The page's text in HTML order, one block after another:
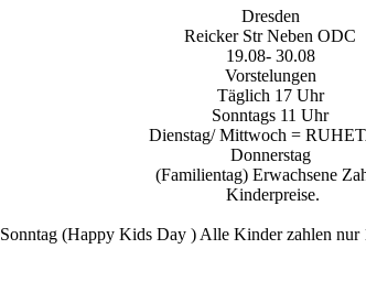
Dresden
Reicker Str Neben ODC
19.08- 30.08
Vorstelungen
Täglich 17 Uhr
Sonntags 11 Uhr
Dienstag/ Mittwoch =
Donnerstag
(Familientag) Erwachsene
Kinderpreise.
Sonntag (Happy Kids Day ) Alle Kinder zahlen nur